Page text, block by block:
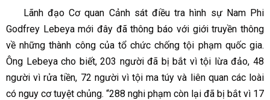
Lãnh đạo Cơ quan Cảnh sát điều tra hình sự Nam Phi
Godfrey Lebeya mới đây đã thông báo với giới truyền thông
về những thành công của tổ chức chống tội phạm quốc gia.
Ông Lebeya cho biết, 203 người đã bị bắt vì tội lừa đảo, 48
người vì rửa tiền, 72 người vì tội ma túy và liên quan các loài
có nguy cơ tuyệt chủng. “288 nghi phạm còn lại đã bị bắt vì 17